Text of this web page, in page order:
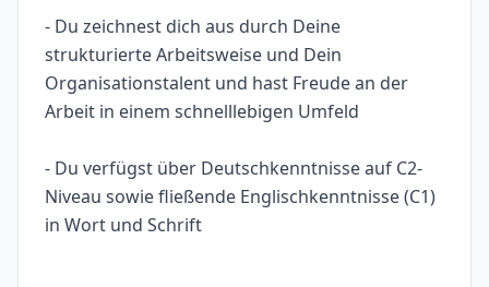
- Du zeichnest dich aus durch Deine
strukturierte Arbeitsweise und Dein
Organisationstalent und hast Freude an der
Arbeit in einem schnelllebigen Umfeld
- Du verfügst über Deutschkenntnisse auf C2-
Niveau sowie fließende Englischkenntnisse (C1)
in Wort und Schrift